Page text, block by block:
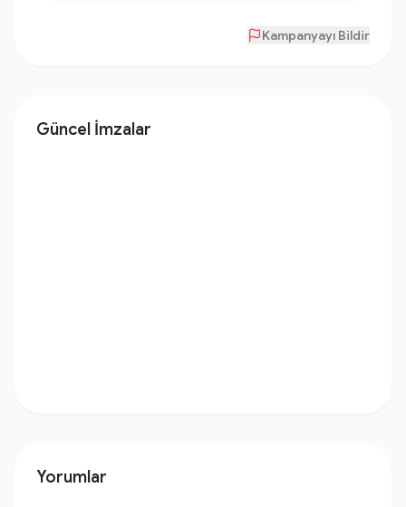
Kampanyayı Bildir
Güncel İmzalar
Yorumlar